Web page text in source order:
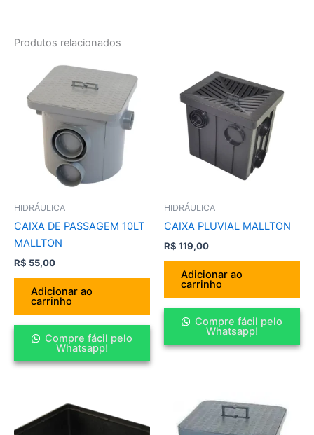
Produtos relacionados
HIDRÁULICA
CAIXA DE PASSAGEM 10LT
MALLTON
R$ 55,00
Adicionar ao
carrinho
Compre fácil pelo
Whatsapp!
HIDRÁULICA
CAIXA PLUVIAL MALLTON
R$ 119,00
Adicionar ao
carrinho
Compre fácil pelo
Whatsapp!